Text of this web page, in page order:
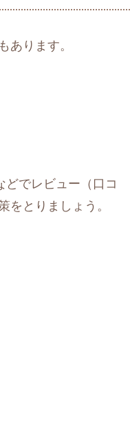
あります。
どでレビュー（口コ
をとりましょう。